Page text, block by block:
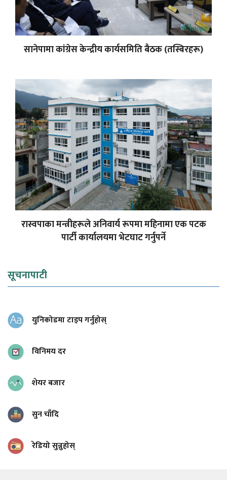
सानेपामा कांग्रेस केन्द्रीय कार्यसमिति बैठक (तस्बिरहरू)
रास्वपाका मन्त्रीहरूले अनिवार्य रूपमा महिनामा एक पटक
पार्टी कार्यालयमा भेटघाट गर्नुपर्ने
सूचनापाटी
युनिकोडमा टाइप गर्नुहोस्
विनिमय दर
शेयर बजार
सुन चाँदि
रेडियो सुन्नुहोस्